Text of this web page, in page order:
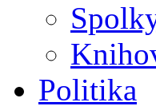
Politika